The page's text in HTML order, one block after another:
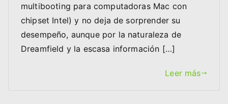
multibooting para computadoras Mac con
chipset Intel) y no deja de sorprender su
desempeño, aunque por la naturaleza de
Dreamfield y la escasa información […]
Leer más